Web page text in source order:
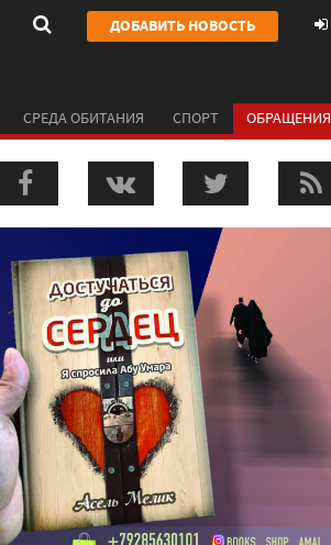
ДОБАВИТЬ НОВОСТЬ
СРЕДА ОБИТАНИЯ СПОРТ ОБРАЩЕНИЯ